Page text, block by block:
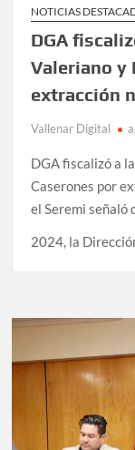
NOTICIAS
DGA
Valeriano y
extracción
Vallenar Digital
DGA fiscalizó a
Caserones por
el Seremi señaló
2024, la